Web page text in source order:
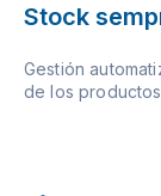
Stock
Gestión
de los